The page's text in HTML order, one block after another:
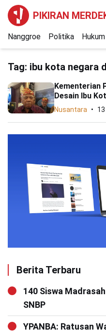
PIKIRAN
Nanggroe Politika Hukum
Tag: ibu kota negara
Kementerian
Desain Ibu
Nusantara
Berita Terbaru
140 Siswa
SNBP
YPANBA: Ratusan